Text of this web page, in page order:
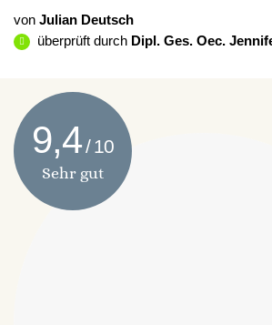
von Julian Deutsch
überprüft durch Dipl. Ges. Oec.
9,4
Sehr gut